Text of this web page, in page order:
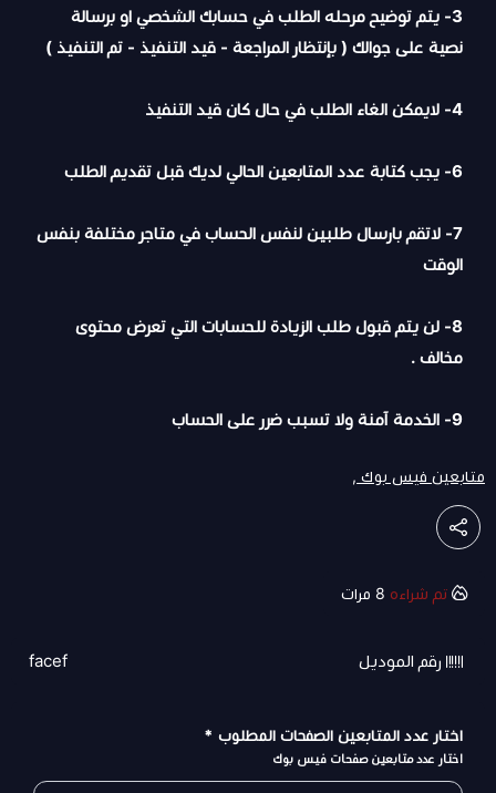
3- يتم توضيح مرحله الطلب في حسابك الشخصي او برسالة
نصية على جوالك ( بإنتظار المراجعة - قيد التنفيذ - تم التنفيذ )
4- لايمكن الغاء الطلب في حال كان قيد التنفيذ
6- يجب كتابة عدد المتابعين الحالي لديك قبل تقديم الطلب
7- لاتقم بارسال طلبين لنفس الحساب في متاجر مختلفة بنفس
الوقت
8- لن يتم قبول طلب الزيادة للحسابات التي تعرض محتوى
مخالف .
9- الخدمة آمنة ولا تسبب ضرر على الحساب
متابعين فيس بوك ,
تم شراءه 8 مرات
رقم الموديل facef
اختار عدد المتابعين الصفحات المطلوب *
اختار عدد متابعين صفحات فيس بوك